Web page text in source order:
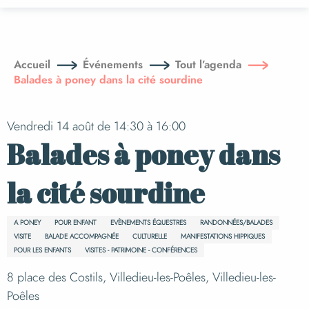
principal
Accueil Événements
Tout l’agenda
Balades à poney dans la cité sourdine
Vendredi 14 août de 14:30 à 16:00
Balades à poney dans
la cité sourdine
A PONEY POUR ENFANT EVÈNEMENTS ÉQUESTRES
RANDONNÉES/BALADES
VISITE
BALADE ACCOMPAGNÉE CULTURELLE
MANIFESTATIONS HIPPIQUES
POUR LES ENFANTS
VISITES - PATRIMOINE - CONFÉRENCES
8 place des Costils, Villedieu-les-Poêles, Villedieu-les-
Poêles